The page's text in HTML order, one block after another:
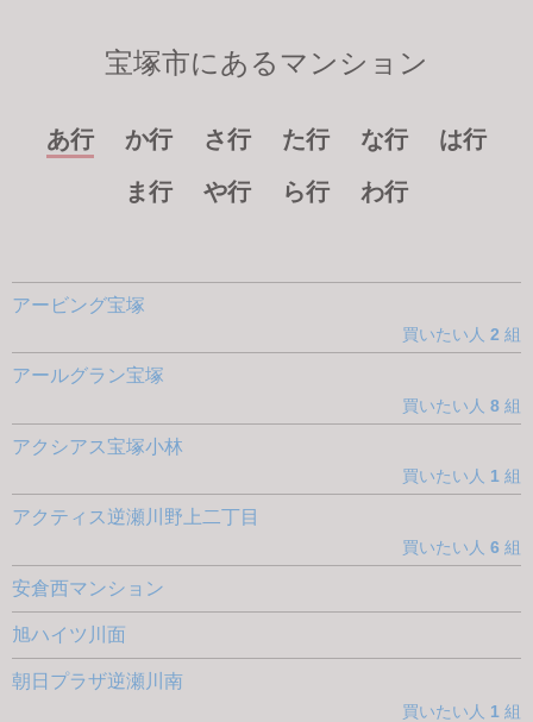
宝塚市にあるマンション
あ行 か行 さ行 た行 な行
は行
ま行
や行 ら行 わ行
アービング宝塚
買いたい人 2 組
アールグラン宝塚
買いたい人 8 組
アクシアス宝塚小林
買いたい人 1 組
アクティス逆瀬川野上二丁目
買いたい人 6 組
安倉西マンション
旭ハイツ川面
朝日プラザ逆瀬川南
買いたい人 1 組